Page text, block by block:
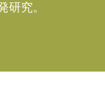
研究。